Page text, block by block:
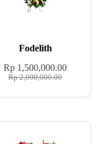
Fodelith
Rp2,000,000.00
Rp 1,500,000.00